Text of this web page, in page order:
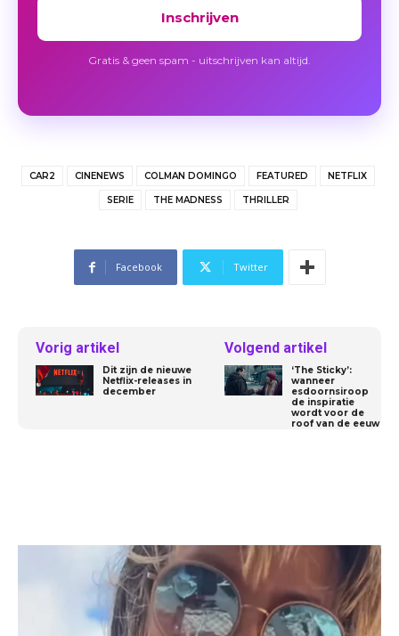
Inschrijven
Gratis & geen spam - uitschrijven kan altijd.
CAR2 CINENEWS COLMAN DOMINGO FEATURED NETFLIX
SERIE THE MADNESS THRILLER
Facebook Twitter
Vorig artikel
Dit zijn de nieuwe
Netflix-releases in
december
Volgend artikel
‘The Sticky’:
wanneer
esdoornsiroop
de inspiratie
wordt voor de
roof van de eeuw